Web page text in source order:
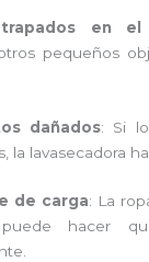
en el
pequeños
dañados: Si
la lavasecadora
de carga: La
puede hacer